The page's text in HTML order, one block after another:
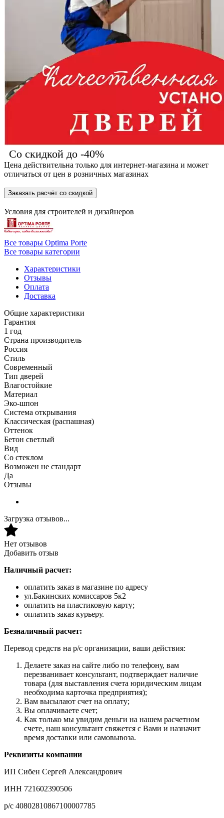
Со скидкой до -40%
Цена действительна только для интернет-магазина и может
отличаться от цен в розничных магазинах
Заказать расчёт со скидкой
Условия для строителей и дизайнеров
Все товары Optima Porte
Все товары категории
Характеристики
Отзывы
Оплата
Доставка
Общие характеристики
Гарантия
1 год
Страна производитель
Россия
Стиль
Современный
Тип дверей
Влагостойкие
Материал
Эко-шпон
Система открывания
Классическая (распашная)
Оттенок
Бетон светлый
Вид
Со стеклом
Возможен не стандарт
Да
Отзывы
Загрузка отзывов...
Нет отзывов
Добавить отзыв
Наличный расчет:
оплатить заказ в магазине по адресу
ул.Бакинских комиссаров 5к2
оплатить на пластиковую карту;
оплатить заказ курьеру.
Безналичный расчет:
Перевод средств на р/с организации, ваши действия:
Делаете заказ на сайте либо по телефону, вам
перезванивает консультант, подтверждает наличие
товара (для выставления счета юридическим лицам
необходима карточка предприятия);
Вам высылают счет на оплату;
Вы оплачиваете счет;
Как только мы увидим деньги на нашем расчетном
счете, наш консультант свяжется с Вами и назначит
время доставки или самовывоза.
Реквизиты компании
ИП Сибен Сергей Александрович
ИНН 721602390506
р/с 40802810867100007785